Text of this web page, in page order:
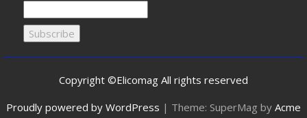
Copyright ©Elicomag All rights reserved
Proudly powered by WordPress | Theme: SuperMag by Acme